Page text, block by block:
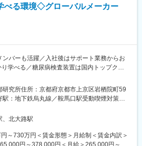
の1on1を実施し、連携を取りながら業務を進
情報共有・相談ができる環境が整っていま
定める業務
実施～改善まで一貫して担うポジションで
、担当いただく領域やテーマの幅を広げ、教
ーとしてご活躍いただくことを期待していま
画、運営、改善
フィーの浸透／文化形成に関する教育施策
等を活用した研修プログラムの設計・運営
職候補者向け研修の企画立案・実施
修の企画、運営（再開を予定）
のヒアリングを通じた教育課題の抽出
し、運用改善、効果検証
通する教育施策の展開・推進
ーム運営、後進育成、マネジメント補佐
べる環境◇グローバルメーカー
ンバーも活躍／入社後はサポート業務からお
学べる／糖尿病検査装置は国内トップクラ
世界120か国以上に展開している自社医療機
薬品販売における、国内外への薬事申請業務
す。
研究所住所：京都府京都市上京区岩栖院町59
駅：地下鉄烏丸線／鞍馬口駅受動喫煙対策：
範囲：会社の定める事業所
、北大路駅
～730万円＜賃金形態＞月給制＜賃金内訳＞
円～378,000円＜月給＞265,000円～